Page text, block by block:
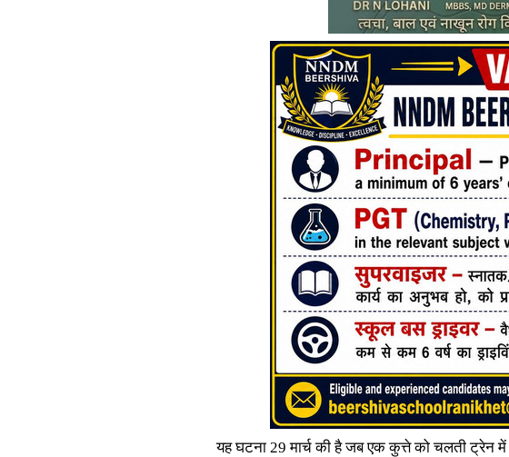
यह घटना 29 मार्च की है जब एक कुत्ते को चलती ट्रेन में